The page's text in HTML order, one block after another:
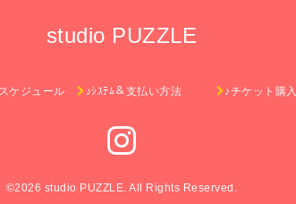
studio PUZZLE
ケジュール ♪ｼｽﾃﾑ＆支払い方法 ♪チケット購入
©2026 studio PUZZLE. All Rights Reserved.